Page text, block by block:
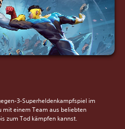
3-Superheldenkampfspiel im
mit einem Team aus beliebten
zum Tod kämpfen kannst.